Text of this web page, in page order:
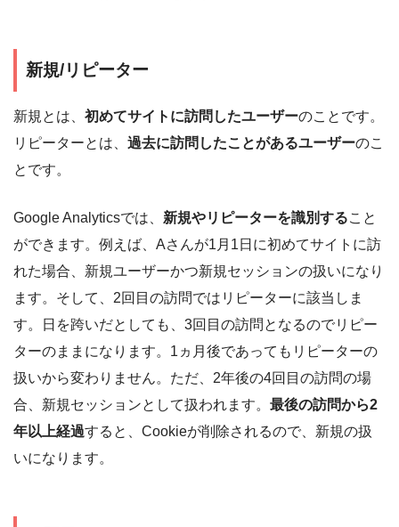
新規/リピーター
新規とは、 初めてサイトに訪問したユーザーのことです。
リピーターとは、 過去に訪問したことがあるユーザーのこ
とです。
Google Analyticsでは、 新規やリピーターを識別すること
ができます。例えば、Aさんが1月1日に初めてサイトに訪
れた場合、新規ユーザーかつ新規セッションの扱いになり
ます。そして、2回目の訪問ではリピーターに該当しま
す。日を跨いだとしても、3回目の訪問となるのでリピー
ターのままになります。1ヵ月後であってもリピーターの
扱いから変わりません。ただ、2年後の4回目の訪問の場
合、新規セッションとして扱われます。 最後の訪問から2
年以上経過すると、Cookieが削除されるので、新規の扱
いになります。